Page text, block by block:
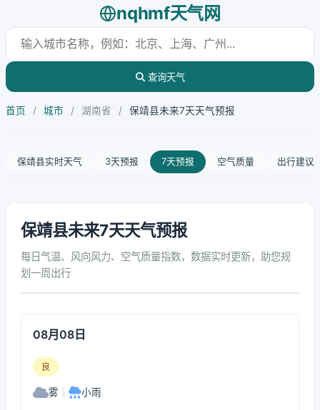
nqhmf天气网
查询天气
首页 / 城市 / 湖南省 / 保靖县未来7天天气预报
保靖县实时天气 3天预报 7天预报 空气质量 出行建议
保靖县未来7天天气预报
每日气温、风向风力、空气质量指数，数据实时更新，助您规
划一周出行
08月08日
良
雾 小雨